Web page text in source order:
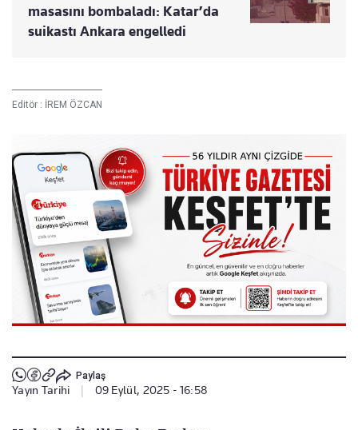
masasını bombaladı: Katar’da
suikastı Ankara engelledi
Editör : İREM ÖZCAN
Paylaş
Yayın Tarihi 09 Eylül, 2025 - 16:58